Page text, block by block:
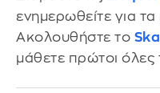
ενημερωθείτε για
Ακολουθήστε το
μάθετε πρώτοι όλες